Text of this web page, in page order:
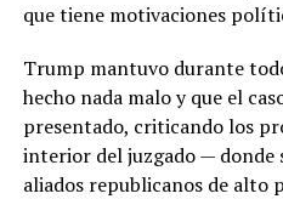
que tiene motivaciones
Trump mantuvo durante
hecho nada malo y que el
presentado, criticando los
interior del juzgado — donde
aliados republicanos de alto